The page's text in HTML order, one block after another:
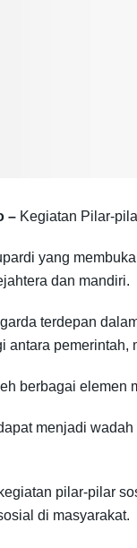
– Kegiatan Pilar-
yang
dan mandiri.
terdepan
antara pemerintah,
berbagai elemen
menjadi
pilar-pilar
di masyarakat.